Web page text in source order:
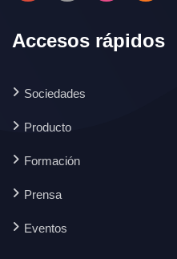
Accesos rápidos
Sociedades
Producto
Formación
Prensa
Eventos